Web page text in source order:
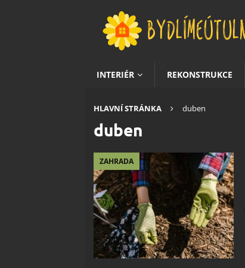
INTERIÉR REKONSTRUKCE
HLAVNÍ STRÁNKA duben
duben
ZAHRADA